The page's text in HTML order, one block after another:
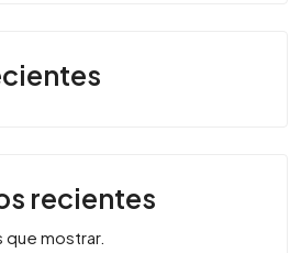
recientes
que mostrar.